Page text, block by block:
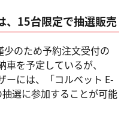
、15台限定で抽選販売
のため予約注文受付の
を予定しているが、
ーには、「コルベット E-
選に参加することが可能